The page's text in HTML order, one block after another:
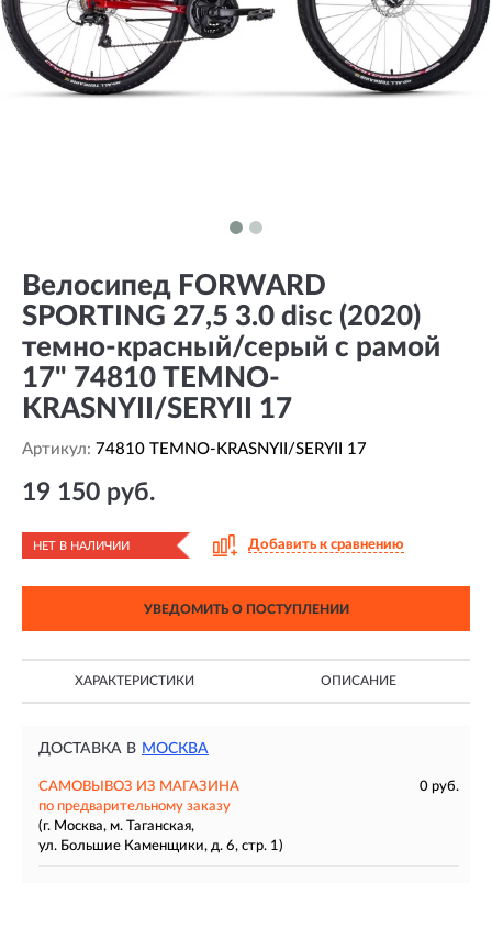
Велосипед FORWARD
SPORTING 27,5 3.0 disc (2020)
темно-красный/серый с рамой
17" 74810 TEMNO-
KRASNYII/SERYII 17
Артикул: 74810 TEMNO-KRASNYII/SERYII 17
19 150 руб.
НЕТ В НАЛИЧИИ Добавить к сравнению
УВЕДОМИТЬ О ПОСТУПЛЕНИИ
ХАРАКТЕРИСТИКИ ОПИСАНИЕ
ДОСТАВКА В МОСКВА
САМОВЫВОЗ ИЗ МАГАЗИНА
0 руб.
по предварительному заказу
(г. Москва, м. Таганская,
ул. Большие Каменщики, д. 6, стр. 1)